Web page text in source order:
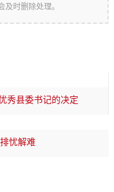
时删除处理。
秀县委书记的决定
忧解难